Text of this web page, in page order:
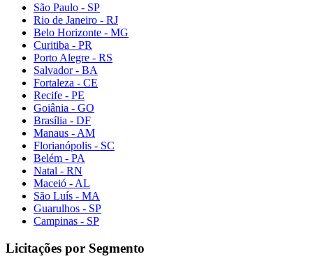
São Paulo - SP
Rio de Janeiro - RJ
Belo Horizonte - MG
Curitiba - PR
Porto Alegre - RS
Salvador - BA
Fortaleza - CE
Recife - PE
Goiânia - GO
Brasília - DF
Manaus - AM
Florianópolis - SC
Belém - PA
Natal - RN
Maceió - AL
São Luís - MA
Guarulhos - SP
Campinas - SP
Licitações por Segmento